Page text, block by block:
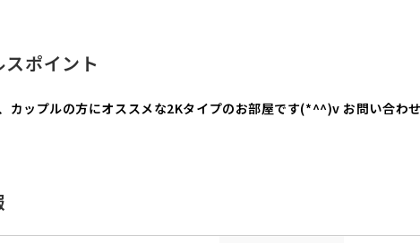
スポイント
ップルの方にオススメな2Kタイプのお部屋です(*^^)v お問い合わ